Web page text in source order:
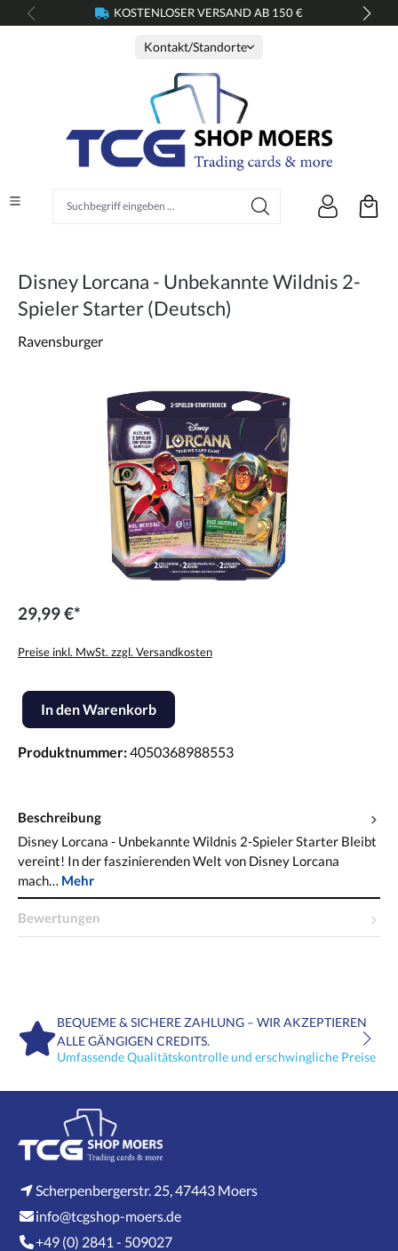
springen KOSTENLOSER VERSAND AB 150 €
Kontakt/Standorte
Disney Lorcana - Unbekannte Wildnis 2-
Spieler Starter (Deutsch)
Ravensburger
Bildergalerie überspringen
29,99 €*
Preise inkl. MwSt. zzgl. Versandkosten
Produkt Anzahl: Gib den gewünschten Wert ein oder benutze die
In den Warenkorb
Produktnummer:4050368988553
Beschreibung
Disney Lorcana - Unbekannte Wildnis 2-Spieler Starter Bleibt
vereint! In der faszinierenden Welt von Disney Lorcana
mach… Mehr
Bewertungen
BEQUEME & SICHERE ZAHLUNG – WIR AKZEPTIEREN
ALLE GÄNGIGEN CREDITS.
Umfassende Qualitätskontrolle und erschwingliche Preise
Scherpenbergerstr. 25, 47443 Moers
info@tcgshop-moers.de
+49 (0) 2841 - 509027